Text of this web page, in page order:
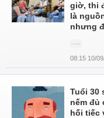
giờ, thi
là
nhưng
08:15 10/
Tuổi 30
nếm đủ
hối tiếc